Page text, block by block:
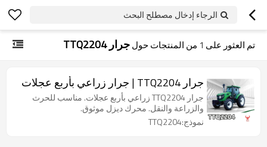
الرجاء إدخال مصطلح البحث
تم العثور على 1 من المنتجات حولجرار TTQ2204
جرار TTQ2204 | جرار زراعي بأربع عجلات
جرار TTQ2204 زراعي بأربع عجلات. مناسب للحرث
والزراعة والنقل. محرك ديزل موثوق.
نموذج:TTQ2204